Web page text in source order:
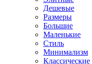
Дешевые
Размеры
Большие
Маленькие
Стиль
Минимализм
Классические